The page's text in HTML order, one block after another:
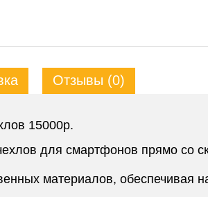
Отзывы (0)
15000р.
для смартфонов прямо со
материалов,